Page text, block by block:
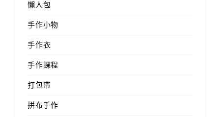
懶人包
手作小物
手作衣
手作課程
打包帶
拼布手作